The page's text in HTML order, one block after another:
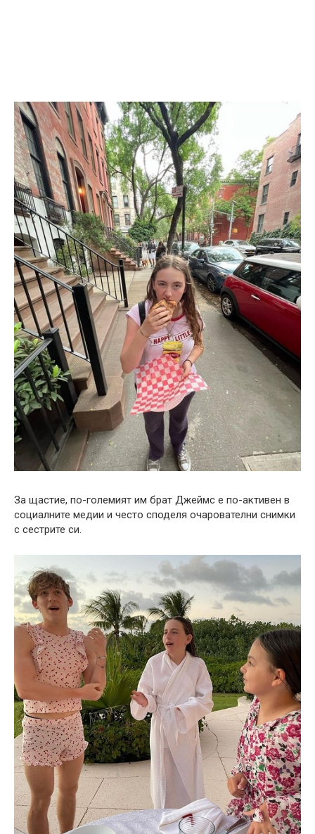
За щастие, по-големият им брат Джеймс е по-активен в
социалните медии и често споделя очарователни снимки
с сестрите си.